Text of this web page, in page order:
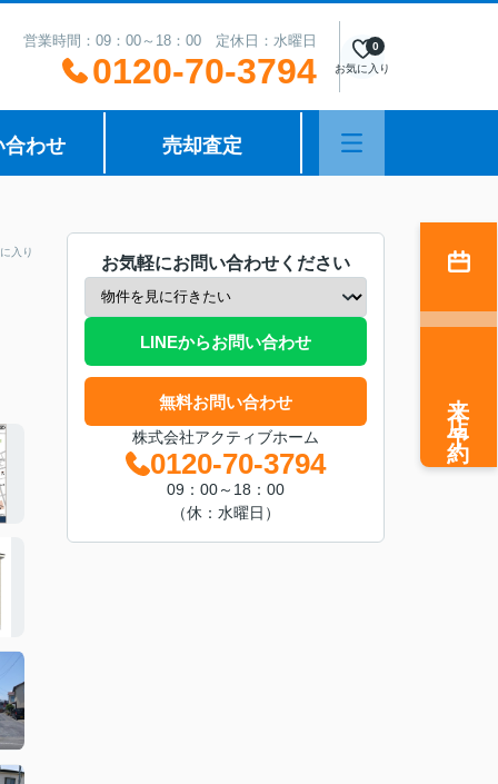
営業時間：09：00～18：00 定休日：水曜日
0120-70-3794 お気に入り
0
合わせ 売却査定
入り
お気軽にお問い合わせください
LINEからお問い合わせ
無料お問い合わせ
株式会社アクティブホーム
0120-70-3794
09：00～18：00
（休：水曜日）
来店予約